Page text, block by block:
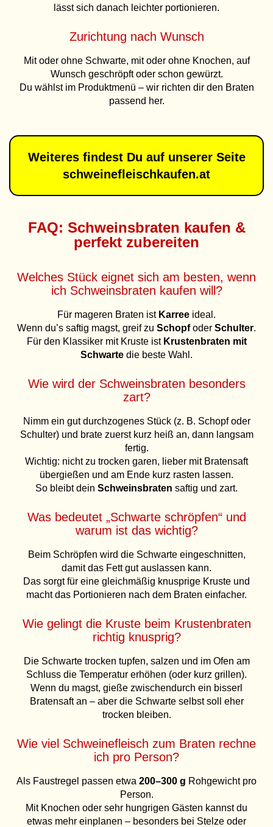
lässt sich danach leichter portionieren.
Zurichtung nach Wunsch
Mit oder ohne Schwarte, mit oder ohne Knochen, auf
Wunsch geschröpft oder schon gewürzt.
Du wählst im Produktmenü – wir richten dir den Braten
passend her.
Weiteres findest Du auf unserer Seite
schweinefleischkaufen.at
FAQ: Schweinsbraten kaufen &
perfekt zubereiten
Welches Stück eignet sich am besten, wenn
ich Schweinsbraten kaufen will?
Für mageren Braten ist Karree ideal.
Wenn du’s saftig magst, greif zu Schopfoder Schulter.
Für den Klassiker mit Kruste ist Krustenbraten mit
Schwarte die beste Wahl.
Wie wird der Schweinsbraten besonders
zart?
Nimm ein gut durchzogenes Stück (z. B. Schopf oder
Schulter) und brate zuerst kurz heiß an, dann langsam
fertig.
Wichtig: nicht zu trocken garen, lieber mit Bratensaft
übergießen und am Ende kurz rasten lassen.
So bleibt dein Schweinsbraten saftig und zart.
Was bedeutet „Schwarte schröpfen“ und
warum ist das wichtig?
Beim Schröpfen wird die Schwarte eingeschnitten,
damit das Fett gut auslassen kann.
Das sorgt für eine gleichmäßig knusprige Kruste und
macht das Portionieren nach dem Braten einfacher.
Wie gelingt die Kruste beim Krustenbraten
richtig knusprig?
Die Schwarte trocken tupfen, salzen und im Ofen am
Schluss die Temperatur erhöhen (oder kurz grillen).
Wenn du magst, gieße zwischendurch ein bisserl
Bratensaft an – aber die Schwarte selbst soll eher
trocken bleiben.
Wie viel Schweinefleisch zum Braten rechne
ich pro Person?
Als Faustregel passen etwa 200–300 g Rohgewicht pro
Person.
Mit Knochen oder sehr hungrigen Gästen kannst du
etwas mehr einplanen – besonders bei Stelze oder